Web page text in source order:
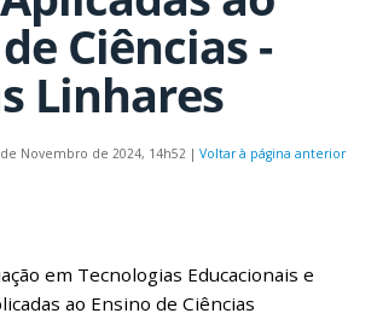
Ciências -
Linhares
Novembro de 2024, 14h52 | Voltar à página anterior
em Tecnologias Educacionais e
ao Ensino de Ciências